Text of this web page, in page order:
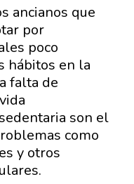
ancianos que
por
poco
hábitos en la
falta de
son el
como
y otros